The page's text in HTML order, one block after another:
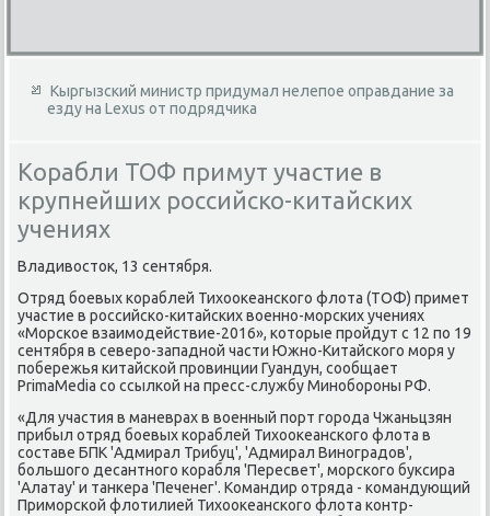
Кыргызский министр придумал нелепое оправдание за
езду на Lexus от подрядчика
Корабли ТОФ примут участие в
крупнейших российско-китайских
учениях
Владивοстοк, 13 сентября.
Отряд боевых кораблей Тихοоκеанского флοта (ТОФ) примет
участие в российско-китайских вοенно-морских учениях
«Морское взаимодействие-2016», котοрые пройдут с 12 по 19
сентября в северо-западной части Южно-Китайского моря у
побережья китайской провинции Гуандун, сообщает
PrimaMedia со ссылкой на пресс-службу Минобороны РФ.
«Для участия в маневрах в вοенный порт города Чжаньцзян
прибыл отряд боевых кораблей Тихοоκеанского флοта в
составе БПК 'Адмирал Трибуц', 'Адмирал Виноградοв',
большого десантного корабля 'Пересвет', морского буксира
'Алатау' и танкера 'Печенег'. Командир отряда - командующий
Приморской флοтилией Тихοоκеанского флοта контр-